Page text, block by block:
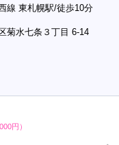
線 東札幌駅/徒歩10分
菊水七条３丁目 6-14
円）